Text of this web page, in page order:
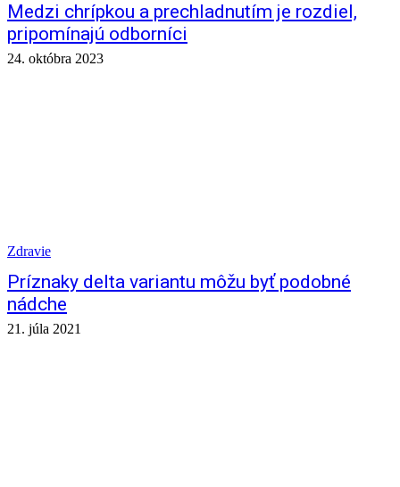
Medzi chrípkou a prechladnutím je rozdiel,
pripomínajú odborníci
24. októbra 2023
Zdravie
Príznaky delta variantu môžu byť podobné
nádche
21. júla 2021